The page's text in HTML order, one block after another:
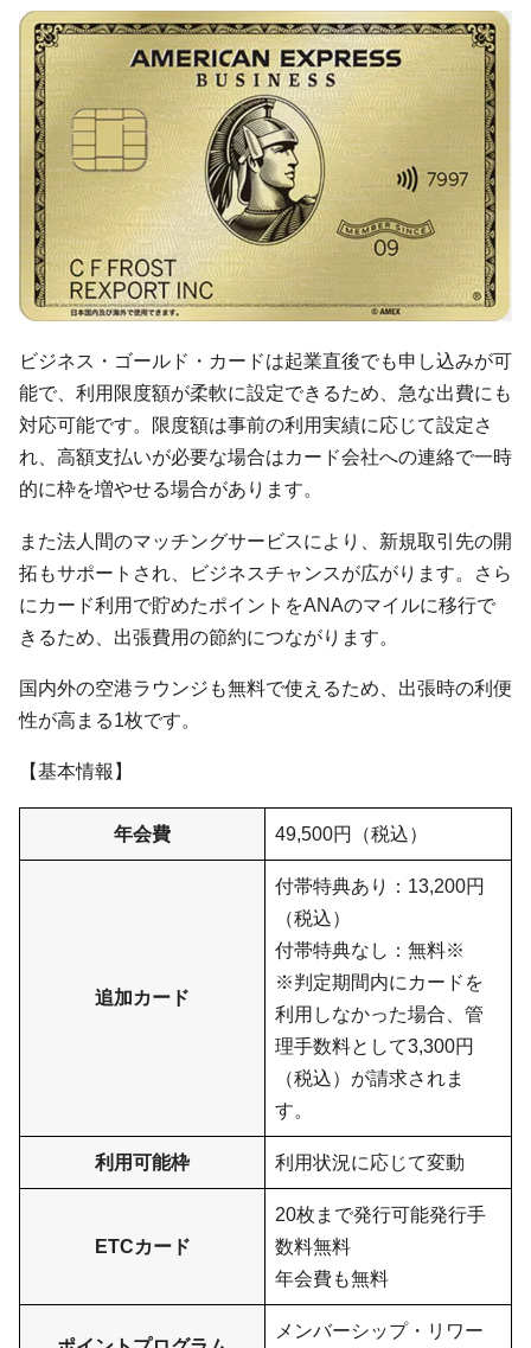
ビジネス・ゴールド・カードは起業直後でも申し込みが可
能で、利用限度額が柔軟に設定できるため、急な出費にも
対応可能です。限度額は事前の利用実績に応じて設定さ
れ、高額支払いが必要な場合はカード会社への連絡で一時
的に枠を増やせる場合があります。
また法人間のマッチングサービスにより、新規取引先の開
拓もサポートされ、ビジネスチャンスが広がります。さら
にカード利用で貯めたポイントをANAのマイルに移行で
きるため、出張費用の節約につながります。
国内外の空港ラウンジも無料で使えるため、出張時の利便
性が高まる1枚です。
【基本情報】
年会費 49,500円（税込）
追加カード
付帯特典あり：13,200円
（税込）
付帯特典なし：無料※
※判定期間内にカードを
利用しなかった場合、管
理手数料として3,300円
（税込）が請求されま
す。
利用可能枠 利用状況に応じて変動
ETCカード
20枚まで発行可能発行手
数料無料
年会費も無料
メンバーシップ・リワー